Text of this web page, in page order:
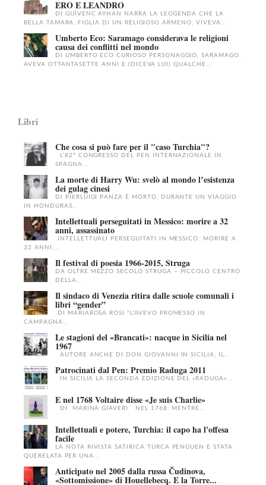
ERO E LEANDRO
DI GUÌVENC AYHAN NARRA LA LEGGENDA CHE LA
BELLA TAMARA, FIGLIA DI UN RELIGIOSO ARMENO, VIVEVA...
Umberto Eco: Saramago considerava le religioni
causa dei conflitti nel mondo
DI UMBERTO ECO CURIOSO PERSONAGGIO, SARAMAGO.
AVEVA OTTANTASETTE ANNI E (DICEVA LUI) QUALCHE...
Libri
Che cosa si può fare per il "caso Turchia"?
L’82° CONGRESSO DEL PEN INTERNAZIONALE IN
SPAGNA...
La morte di Harry Wu: svelò al mondo l’esistenza
dei gulag cinesi
DI PIERLUIGI PANZA È MORTO, DURANTE UN VIAGGIO
IN HONDURAS...
Intellettuali perseguitati in Messico: morire a 32
anni, assassinato
INTELLETTUALI PERSEGUITATI IN MESSICO: MORIRE A
32 ANNI,...
Il festival di poesia 1966-2015, Struga
DA OLTRE MEZZO SECOLO STRUGA – PICCOLO CENTRO
DELLA...
Il sindaco di Venezia ritira dalle scuole comunali i
libri “gender”
DI MARIAROSA ROSI "L’AVEVO PROMESSO IN
CAMPAGNA...
Le stagioni del «Brancati»: nacque in Sicilia nel
1967
AUTORE ANCHE DI DON GIOVANNI IN SICILIA, IL...
Patrocinati dal Pen: Premio Raduga 2011
IN SICILIA LA SECONDA EDIZIONE DEL «RADUGA»...
E nel 1768 Voltaire disse «Je suis Charlie»
DI MARINA GIAVERI NEL 1768: MENTRE...
Intellettuali e potere, Turchia: il capo ha l'offesa
facile
LA NOTA RIVISTA SATIRICA TURCA PENGUEN E STATA
QUERELATA PER UNA...
Anticipato nel 2005 dalla russa Čudinova,
«Sottomissione» di Houellebecq. E la Torre...